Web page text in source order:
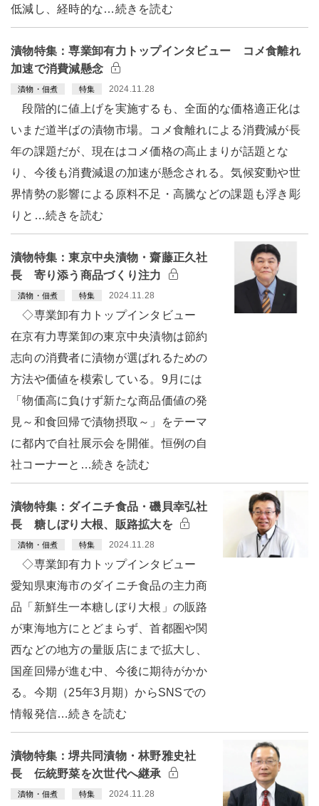
低減し、経時的な…続きを読む
漬物特集：専業卸有力トップインタビュー コメ食離れ
加速で消費減懸念
漬物・佃煮 特集 2024.11.28
段階的に値上げを実施するも、全面的な価格適正化は
いまだ道半ばの漬物市場。コメ食離れによる消費減が長
年の課題だが、現在はコメ価格の高止まりが話題とな
り、今後も消費減退の加速が懸念される。気候変動や世
界情勢の影響による原料不足・高騰などの課題も浮き彫
りと…続きを読む
漬物特集：東京中央漬物・齋藤正久社
長 寄り添う商品づくり注力
漬物・佃煮 特集 2024.11.28
◇専業卸有力トップインタビュー
在京有力専業卸の東京中央漬物は節約
志向の消費者に漬物が選ばれるための
方法や価値を模索している。9月には
「物価高に負けず新たな商品価値の発
見～和食回帰で漬物摂取～」をテーマ
に都内で自社展示会を開催。恒例の自
社コーナーと…続きを読む
漬物特集：ダイニチ食品・磯貝幸弘社
長 糖しぼり大根、販路拡大を
漬物・佃煮 特集 2024.11.28
◇専業卸有力トップインタビュー
愛知県東海市のダイニチ食品の主力商
品「新鮮生一本糖しぼり大根」の販路
が東海地方にとどまらず、首都圏や関
西などの地方の量販店にまで拡大し、
国産回帰が進む中、今後に期待がかか
る。今期（25年3月期）からSNSでの
情報発信…続きを読む
漬物特集：堺共同漬物・林野雅史社
長 伝統野菜を次世代へ継承
漬物・佃煮 特集 2024.11.28